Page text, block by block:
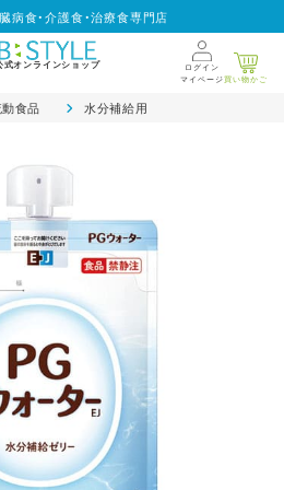
病食・介護食・治療食専門店
式オンラインショップ
ログイン
マイページ買い物かご
食品 水分補給用